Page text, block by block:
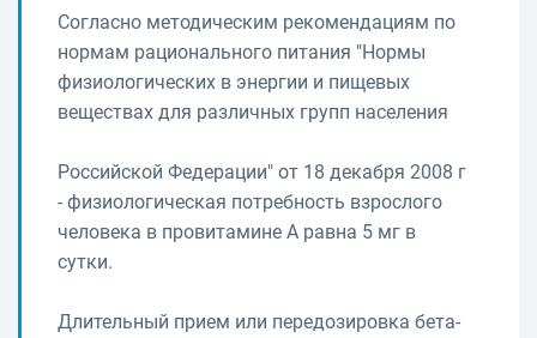
Согласно методическим рекомендациям по
нормам рационального питания "Нормы
физиологических в энергии и пищевых
веществах для различных групп населения
Российской Федерации" от 18 декабря 2008 г
- физиологическая потребность взрослого
человека в провитамине А равна 5 мг в
сутки.
Длительный прием или передозировка бета-